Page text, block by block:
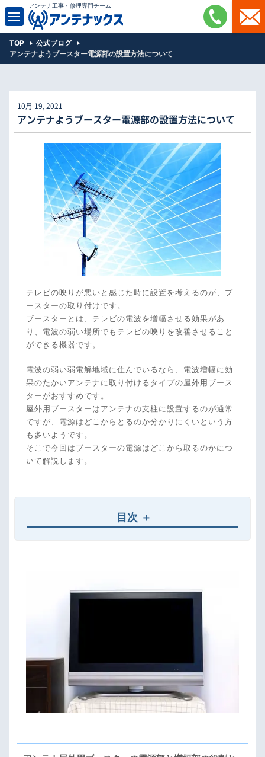
アンテナ工事・修理専門チーム
TOP
公式ブログ
アンテナようブースター電源部の設置方法について
10月 19, 2021
アンテナようブースター電源部の設置方法について
テレビの映りが悪いと感じた時に設置を考えるのが、ブ
ースターの取り付けです。
ブースターとは、テレビの電波を増幅させる効果があ
り、電波の弱い場所でもテレビの映りを改善させること
ができる機器です。
電波の弱い弱電解地域に住んでいるなら、電波増幅に効
果のたかいアンテナに取り付けるタイプの屋外用ブース
ターがおすすめです。
屋外用ブースターはアンテナの支柱に設置するのが通常
ですが、電源はどこからとるのか分かりにくいという方
も多いようです。
そこで今回はブースターの電源はどこから取るのかにつ
いて解説します。
目次
ブースター増幅部の役割とは？
ブースター電源部の設置場所について
屋外用ブースター電源部の設置場所
屋外用ブースター電源部の注意点
電源部が内蔵されているブースターの設置場所